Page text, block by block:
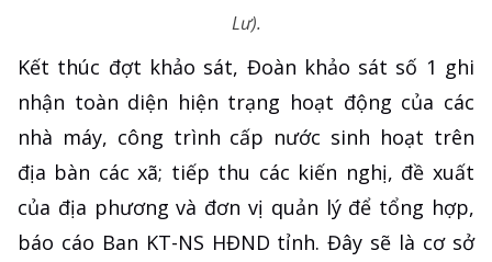
Lư).
Kết thúc đợt khảo sát, Đoàn khảo sát số 1 ghi
nhận toàn diện hiện trạng hoạt động của các
nhà máy, công trình cấp nước sinh hoạt trên
địa bàn các xã; tiếp thu các kiến nghị, đề xuất
của địa phương và đơn vị quản lý để tổng hợp,
báo cáo Ban KT-NS HĐND tỉnh. Đây sẽ là cơ sở